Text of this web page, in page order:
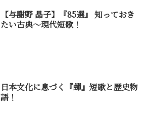
【与謝野 晶子】『85選』 知っておき
たい古典～現代短歌！
日本文化に息づく『蟬』短歌と歴史物
語！